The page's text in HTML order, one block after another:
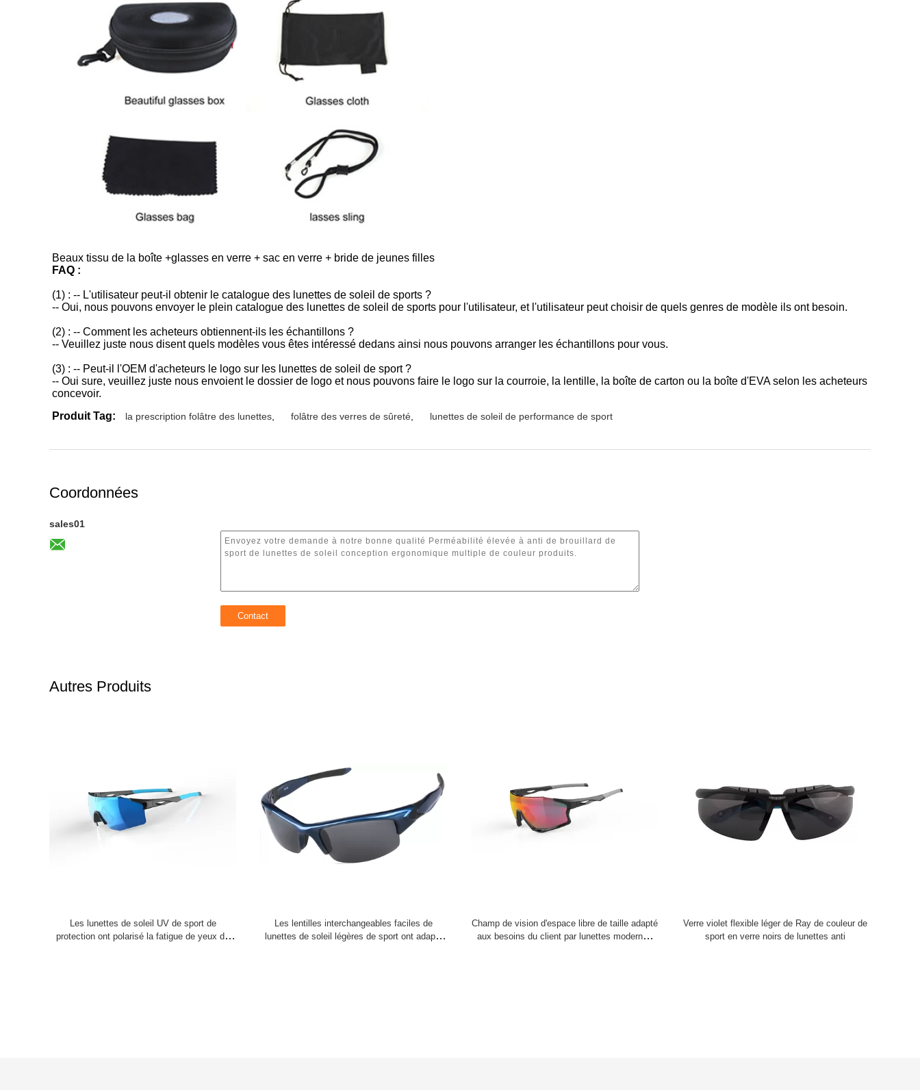
Beaux tissu de la boîte +glasses en verre + sac en verre + bride de jeunes filles
FAQ :
(1) : -- L'utilisateur peut-il obtenir le catalogue des lunettes de soleil de sports ?
-- Oui, nous pouvons envoyer le plein catalogue des lunettes de soleil de sports pour l'utilisateur, et l'utilisateur peut choisir de quels genres de modèle ils ont besoin.
(2) : -- Comment les acheteurs obtiennent-ils les échantillons ?
-- Veuillez juste nous disent quels modèles vous êtes intéressé dedans ainsi nous pouvons arranger les échantillons pour vous.
(3) : -- Peut-il l'OEM d'acheteurs le logo sur les lunettes de soleil de sport ?
-- Oui sure, veuillez juste nous envoient le dossier de logo et nous pouvons faire le logo sur la courroie, la lentille, la boîte de carton ou la boîte d'EVA selon les acheteurs
concevoir.
Produit Tag:
la prescription folâtre des lunettes folâtre des verres de sûreté lunettes de soleil de performance de sport
Coordonnées
sales01
Autres Produits
Les lunettes de soleil UV de sport de
protection ont polarisé la fatigue de yeux de
Les lentilles interchangeables faciles de
lunettes de soleil légères de sport ont adapté
Champ de vision d'espace libre de taille adapté
aux besoins du client par lunettes modernes
Verre violet flexible léger de Ray de couleur de
sport en verre noirs de lunettes anti